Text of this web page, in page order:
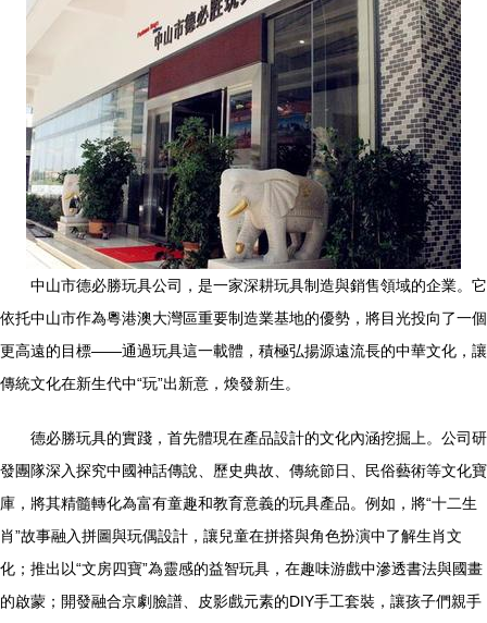
中山市德必勝玩具公司，是一家深耕玩具制造與銷售領域的企業。它
依托中山市作為粵港澳大灣區重要制造業基地的優勢，將目光投向了一個
更高遠的目標——通過玩具這一載體，積極弘揚源遠流長的中華文化，讓
傳統文化在新生代中“玩”出新意，煥發新生。
德必勝玩具的實踐，首先體現在產品設計的文化內涵挖掘上。公司研
發團隊深入探究中國神話傳說、歷史典故、傳統節日、民俗藝術等文化寶
庫，將其精髓轉化為富有童趣和教育意義的玩具產品。例如，將“十二生
肖”故事融入拼圖與玩偶設計，讓兒童在拼搭與角色扮演中了解生肖文
化；推出以“文房四寶”為靈感的益智玩具，在趣味游戲中滲透書法與國畫
的啟蒙；開發融合京劇臉譜、皮影戲元素的DIY手工套裝，讓孩子們親手